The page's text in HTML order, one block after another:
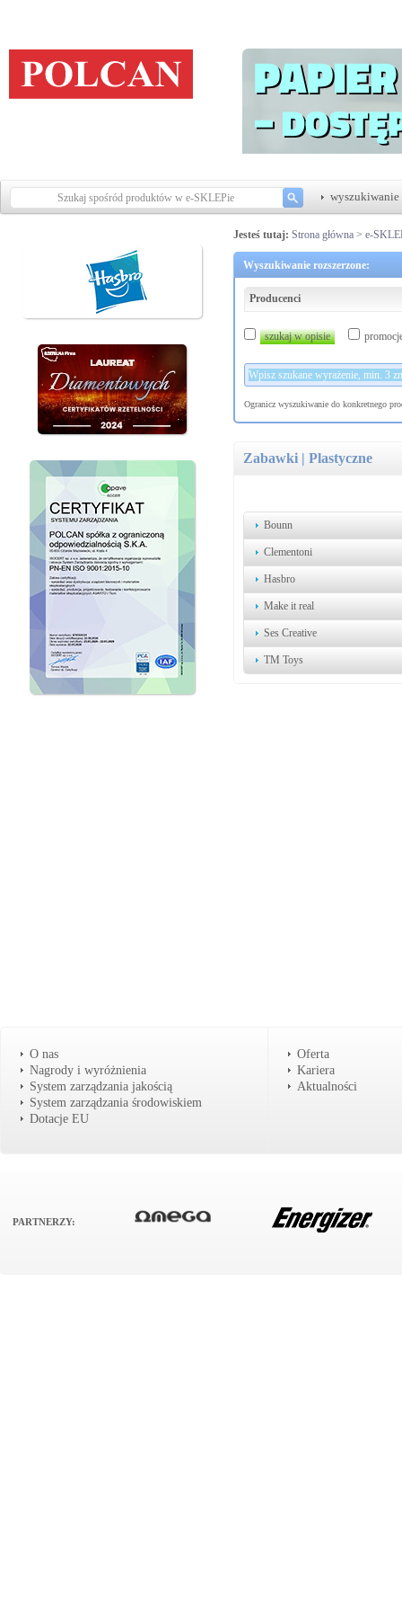
wyszukiwanie
Jesteś tutaj: Strona główna > e-
Wyszukiwanie rozszerzone:
Producenci
szukaj w opisie
Ogranicz wyszukiwanie do konkretnego
Zabawki | Plastyczne
Bounn
Clementoni
Hasbro
Make it real
Ses Creative
TM Toys
O nas
Nagrody i wyróżnienia
System zarządzania jakością
System zarządzania środowiskiem
Dotacje EU
Oferta
Kariera
Aktualności
PARTNERZY: